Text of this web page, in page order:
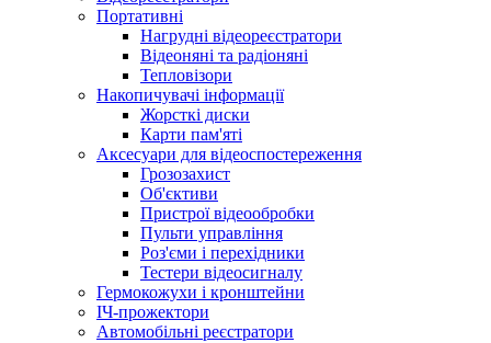
Портативні
Нагрудні відеореєстратори
Відеоняні та радіоняні
Тепловізори
Накопичувачі інформації
Жорсткі диски
Карти пам'яті
Аксесуари для відеоспостереження
Грозозахист
Об'єктиви
Пристрої відеообробки
Пульти управління
Роз'єми і перехідники
Тестери відеосигналу
Гермокожухи і кронштейни
ІЧ-прожектори
Автомобільні реєстратори